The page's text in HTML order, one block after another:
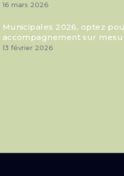
16 mars 2026
Municipales 2026, optez
accompagnement sur
13 février 2026